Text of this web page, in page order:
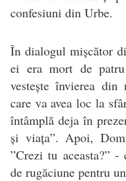
confesiuni din Urbe.
În dialogul mișcător
ei era mort de
vestește învierea
care va avea loc la
întâmplă deja în
și viața”. Apoi,
”Crezi tu aceasta?”
de rugăciune pentru